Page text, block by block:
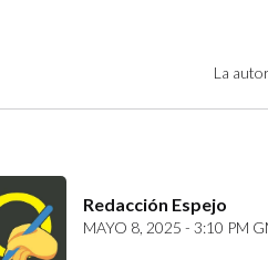
La
Redacción Espejo
MAYO 8, 2025 - 3:10 PM